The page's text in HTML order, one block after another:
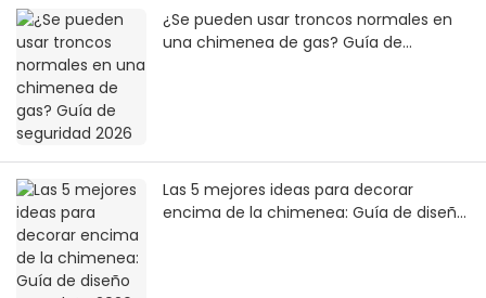
¿Se pueden usar troncos normales en
una chimenea de gas? Guía de
Las 5 mejores ideas para decorar
encima de la chimenea: Guía de diseño